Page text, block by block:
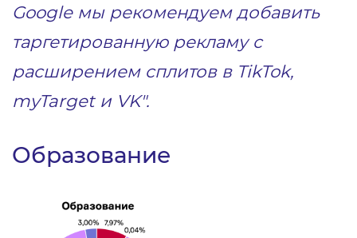
Google мы рекомендуем добавить
таргетированную рекламу с
расширением сплитов в TikTok,
myTarget и VK".
Образование